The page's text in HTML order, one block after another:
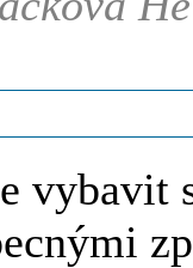
vybavit